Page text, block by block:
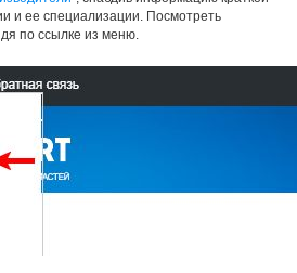
и ее специализации. Посмотреть
по ссылке из меню.